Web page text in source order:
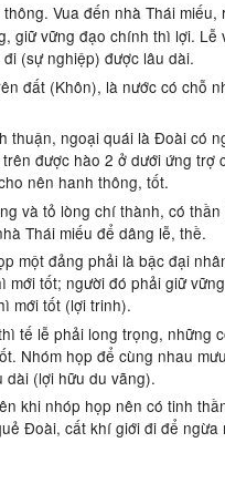
Vua đến nhà Thái miếu,
giữ vững đạo chính thì lợi. Lễ
(sự nghiệp) được lâu dài.
đất (Khôn), là nước có chỗ
thuận, ngoại quái là Đoài có
được hào 2 ở dưới ứng trợ
nên hanh thông, tốt.
và tỏ lòng chí thành, có thần
Thái miếu để dâng lễ, thề.
một đảng phải là bậc đại
mới tốt; người đó phải giữ
mới tốt (lợi trinh).
tế lễ phải long trọng, những
Nhóm họp để cùng nhau
dài (lợi hữu du vãng).
khi nhóp họp nên có tinh
Đoài, cất khí giới đi để ngừa